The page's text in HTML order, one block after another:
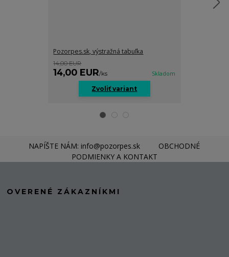
Pozorpes.sk, výstražná tabuľka
14,00 EUR
14,00 EUR/ks Skladom
Zvoliť variant
NAPÍŠTE NÁM: info@pozorpes.sk
OBCHODNÉ
PODMIENKY A KONTAKT
OVERENÉ ZÁKAZNÍKMI